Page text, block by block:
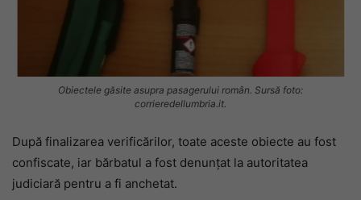
Obiectele găsite asupra pasagerului român. Sursă foto:
corrieredellumbria.it.
După finalizarea verificărilor, toate aceste obiecte au fost
confiscate, iar bărbatul a fost denunțat la autoritatea
judiciară pentru a fi anchetat.